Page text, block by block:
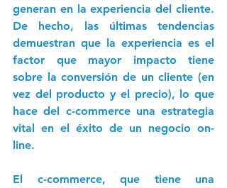
generan en la experiencia del cliente.
De hecho, las últimas tendencias
demuestran que la experiencia es el
factor que mayor impacto tiene
sobre la conversión de un cliente (en
vez del producto y el precio), lo que
hace del c-commerce una estrategia
vital en el éxito de un negocio on-
line.
El c-commerce, que tiene una